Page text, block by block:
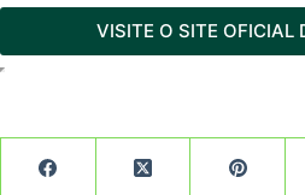
VISITE O SITE OFICIAL